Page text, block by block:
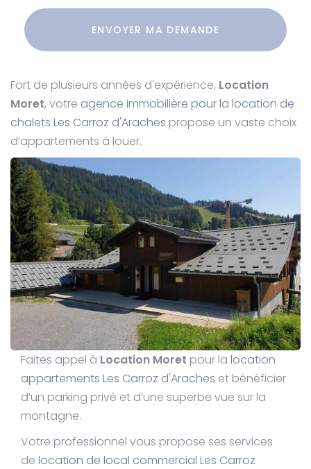
Acceptation
RGPD
*
ENVOYER MA DEMANDE
Fort de plusieurs années d'expérience, Location
Moret, votre agence immobilière pour la location de
chalets Les Carroz d'Araches propose un vaste choix
d’appartements à louer.
Faites appel à Location Moret pour la location
appartements Les Carroz d'Araches et bénéficier
d’un parking privé et d’une superbe vue sur la
montagne.
Votre professionnel vous propose ses services
de location de local commercial Les Carroz